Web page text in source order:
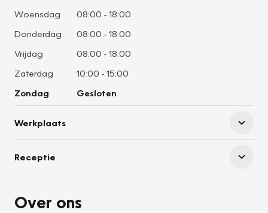
Woensdag
08:00 - 18:00
Donderdag
08:00 - 18:00
Vrijdag
08:00 - 18:00
Zaterdag
10:00 - 15:00
Zondag
Gesloten
Werkplaats
Receptie
Over ons